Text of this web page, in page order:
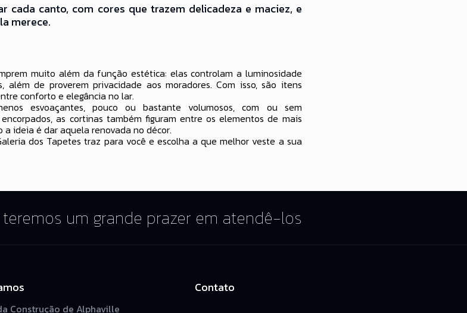
cada canto, com cores que trazem delicadeza e maciez, e
merece.
muito além da função estética: elas controlam a luminosidade
de proverem privacidade aos moradores. Com isso, são itens
conforto e elegância no lar.
esvoaçantes, pouco ou bastante volumosos, com ou sem
as cortinas também figuram entre os elementos de mais
ideia é dar aquela renovada no décor.
dos Tapetes traz para você e escolha a que melhor veste a sua
um grande prazer em atendê-los
Construção de Alphaville
Contato